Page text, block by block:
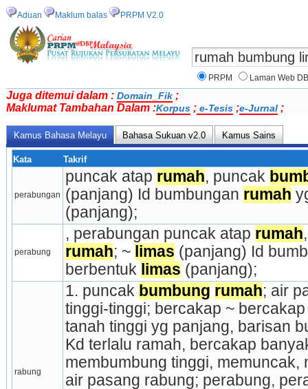
Aduan Maklum balas PRPM V2.0
PRPM Laman Web
Juga ditemui dalam : Domain_Fik ;
Maklumat Tambahan Dalam :Korpus ; e-Tesis ;e-Jurnal ;
Kamus Bahasa Melayu Bahasa Sukuan v2.0 Kamus Sains
Kata Takrif
perabungan
puncak atap rumah, puncak
(panjang) Id bumbungan rumah
(panjang);
perabung
, perabungan puncak atap rumah
rumah; ~ limas (panjang) Id
berbentuk limas (panjang);
rabung
1. puncak bumbung rumah; air
tinggi-tinggi; bercakap ~
tanah tinggi yg panjang, barisan
Kd terlalu ramah, bercakap
membumbung tinggi, memuncak,